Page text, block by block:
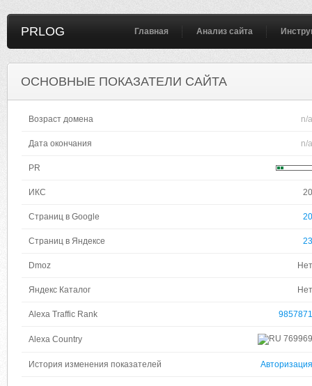
PRLOG Главная Анализ сайта
ОСНОВНЫЕ ПОКАЗАТЕЛИ САЙТА
Возраст домена n/a
Дата окончания n/a
PR
ИКС 20
Страниц в Google 20
Страниц в Яндексе 23
Dmoz Нет
Яндекс Каталог Нет
Alexa Traffic Rank 9857871
Alexa Country 769969
История изменения показателей Авторизация